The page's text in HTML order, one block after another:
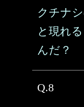
クチナ
と現れ
んだ？
Q.8